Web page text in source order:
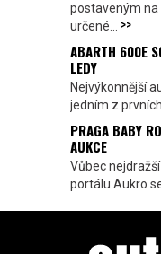
postaveným na
určené... >>
ABARTH 600E
LEDY
Nejvýkonnější
jedním z
PRAGA BABY
AUKCE
Vůbec
portálu Aukro